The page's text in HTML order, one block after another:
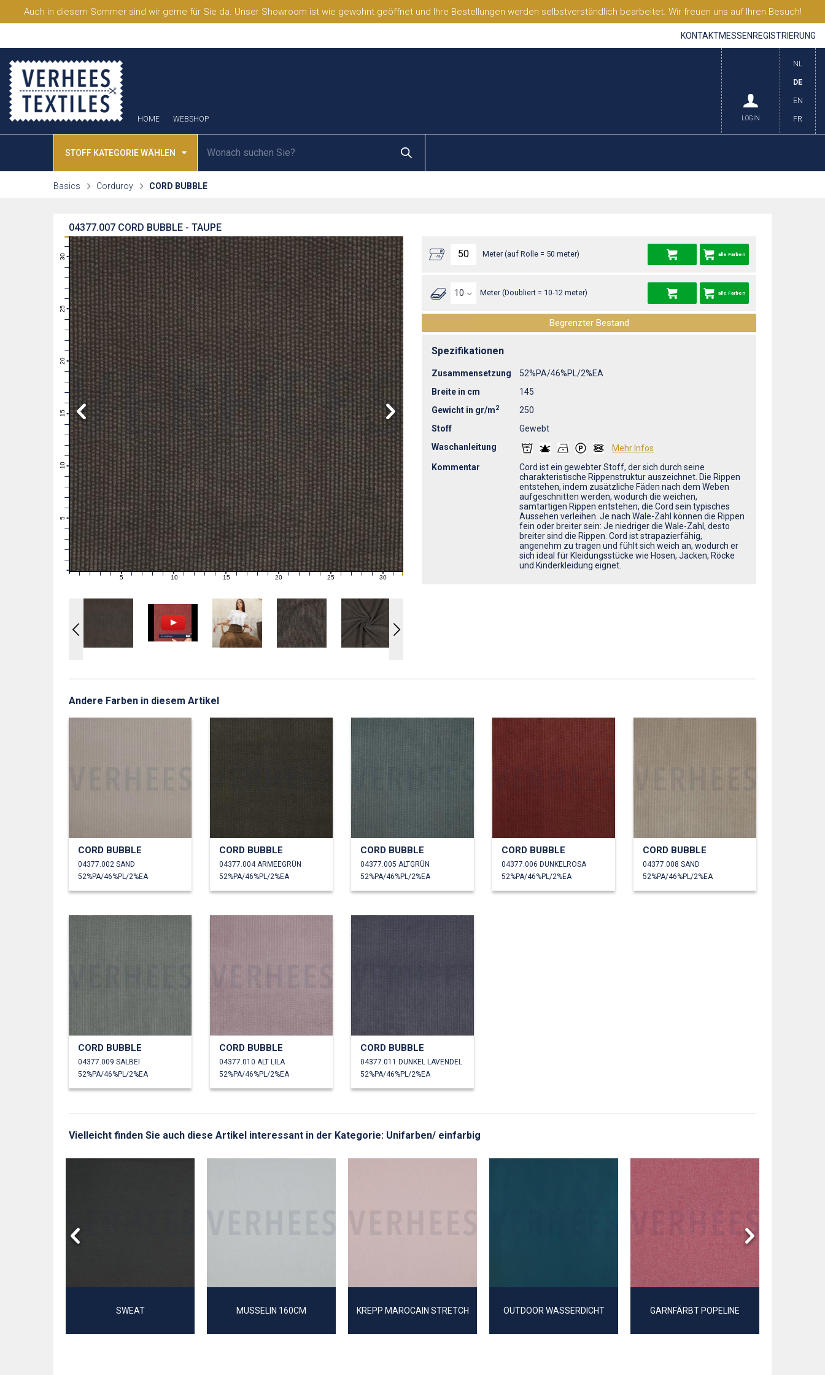
Auch in diesem Sommer sind wir gerne für Sie da. Unser Showroom ist wie gewohnt geöffnet und Ihre Bestellungen werden selbstverständlich bearbeitet. Wir freuen uns auf Ihren Besuch!
KONTAKTMESSEN REGISTRIERUNG
HOME WEBSHOP
NL
DE
EN
FR
LOGIN
STOFF KATEGORIE WÄHLEN
Basics Corduroy CORD BUBBLE
CORD BUBBLE - TAUPE
04377.007
2
7
10
11
12
13
14
15
16
17
18
19
20
21
22
23
24
25
26
27
28
29
30
31
0 1 2 3 4 5 6 7 8 9 10 11 12 13 14 15 16 17 18 19 20 21 22 23 24 25 26 27 28 29 30 31
Meter (auf Rolle = 50 meter) alle Farben
Meter (Doubliert = 10-12 meter) alle Farben
Begrenzter Bestand
Spezifikationen
Zusammensetzung
52%PA/46%PL/2%EA
Breite in cm
145
Gewicht in gr/m2
250
Stoff
Gewebt
Waschanleitung
Mehr Infos
Kommentar
Cord ist ein gewebter Stoff, der sich durch seine
charakteristische Rippenstruktur auszeichnet. Die Rippen
entstehen, indem zusätzliche Fäden nach dem Weben
aufgeschnitten werden, wodurch die weichen,
samtartigen Rippen entstehen, die Cord sein typisches
Aussehen verleihen. Je nach Wale-Zahl können die Rippen
fein oder breiter sein: Je niedriger die Wale-Zahl, desto
breiter sind die Rippen. Cord ist strapazierfähig,
angenehm zu tragen und fühlt sich weich an, wodurch er
sich ideal für Kleidungsstücke wie Hosen, Jacken, Röcke
und Kinderkleidung eignet.
Andere Farben in diesem Artikel
CORD BUBBLE
04377.002 SAND
52%PA/46%PL/2%EA
CORD BUBBLE
04377.004 ARMEEGRÜN
52%PA/46%PL/2%EA
CORD BUBBLE
04377.005 ALTGRÜN
52%PA/46%PL/2%EA
CORD BUBBLE
04377.006 DUNKELROSA
52%PA/46%PL/2%EA
CORD BUBBLE
04377.008 SAND
52%PA/46%PL/2%EA
CORD BUBBLE
04377.009 SALBEI
52%PA/46%PL/2%EA
CORD BUBBLE
04377.010 ALT LILA
52%PA/46%PL/2%EA
CORD BUBBLE
04377.011 DUNKEL LAVENDEL
52%PA/46%PL/2%EA
Vielleicht finden Sie auch diese Artikel interessant in der Kategorie: Unifarben/ einfarbig
SWEAT MUSSELIN 160CM KREPP MAROCAIN STRETCH OUTDOOR WASSERDICHT GARNFÄRBT POPELINE